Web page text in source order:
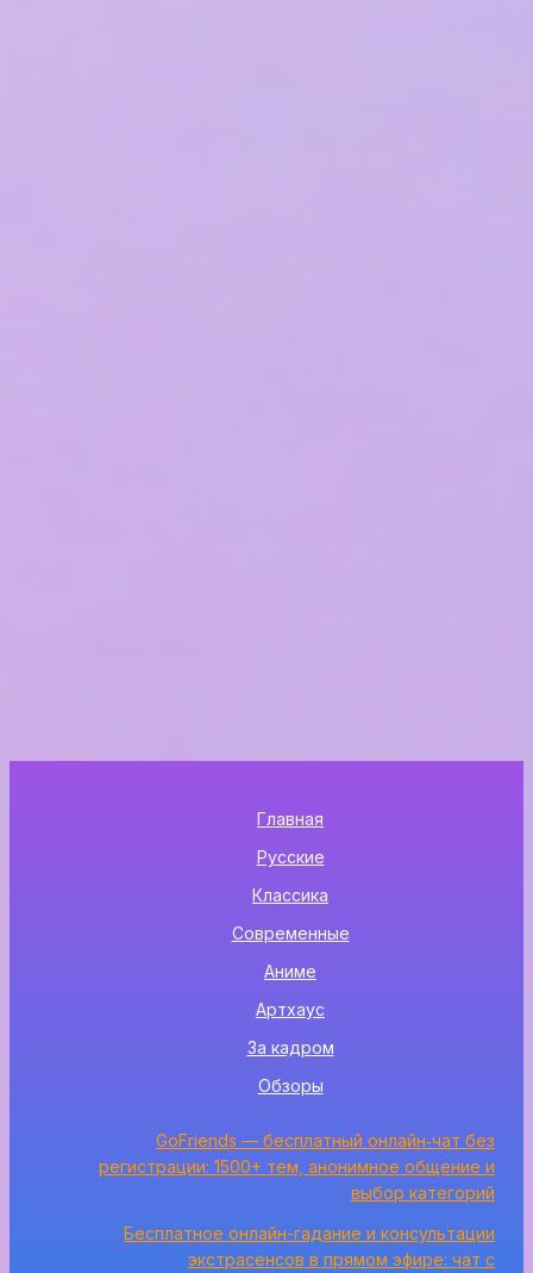
Главная
Русские
Классика
Современные
Аниме
Артхаус
За кадром
Обзоры
GoFriends — бесплатный онлайн‑чат без
регистрации: 1500+ тем, анонимное общение и
выбор категорий
Бесплатное онлайн-гадание и консультации
экстрасенсов в прямом эфире: чат с